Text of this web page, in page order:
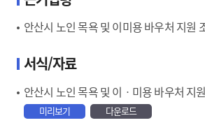
안산시 노인 목욕 및 이미용 바우처 지원
서식/자료
안산시 노인 목욕 및 이ㆍ미용 바우처 지
미리보기 다운로드